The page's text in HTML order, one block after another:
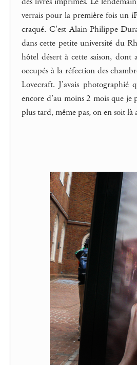
verrais pour la première fois un
craqué. C’est Alain-Philippe
dans cette petite université du
hôtel désert à cette saison, dont
occupés à la réfection des
Lovecraft. J’avais photographié
encore d’au moins 2 mois que
plus tard, même pas, on en soit là